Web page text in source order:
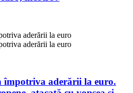
împotriva aderării la euro.